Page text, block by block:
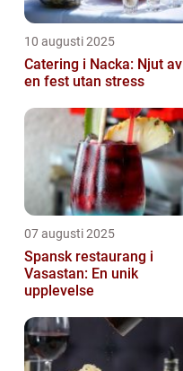
10 augusti 2025
Catering i Nacka: Njut av
en fest utan stress
07 augusti 2025
Spansk restaurang i
Vasastan: En unik
upplevelse